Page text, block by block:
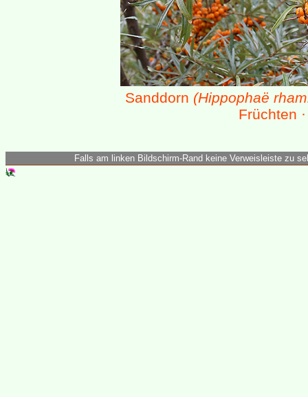
Sanddorn (Hippophaë
Früchten
Falls am linken Bildschirm-Rand keine Verweisleiste zu